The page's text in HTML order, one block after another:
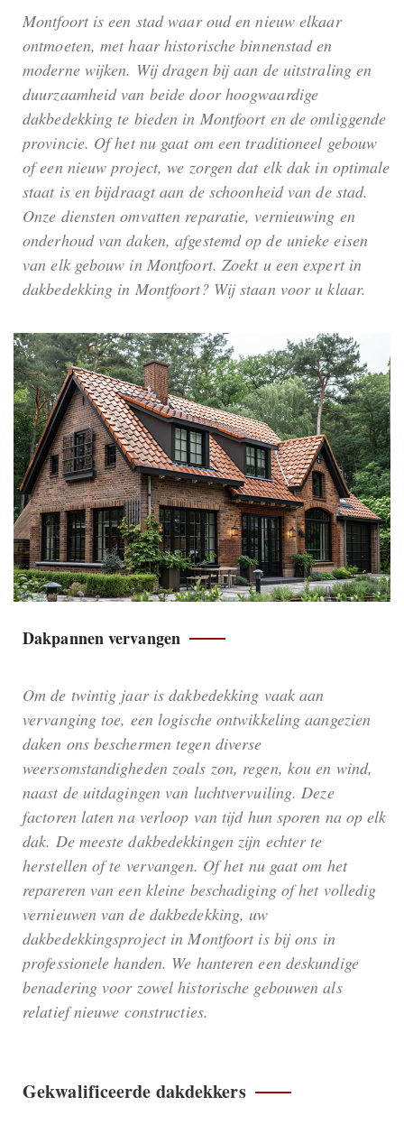
Montfoort is een stad waar oud en nieuw elkaar
ontmoeten, met haar historische binnenstad en
moderne wijken. Wij dragen bij aan de uitstraling en
duurzaamheid van beide door hoogwaardige
dakbedekking te bieden in Montfoort en de omliggende
provincie. Of het nu gaat om een traditioneel gebouw
of een nieuw project, we zorgen dat elk dak in optimale
staat is en bijdraagt aan de schoonheid van de stad.
Onze diensten omvatten reparatie, vernieuwing en
onderhoud van daken, afgestemd op de unieke eisen
van elk gebouw in Montfoort. Zoekt u een expert in
dakbedekking in Montfoort? Wij staan voor u klaar.
Dakpannen vervangen
Om de twintig jaar is dakbedekking vaak aan
vervanging toe, een logische ontwikkeling aangezien
daken ons beschermen tegen diverse
weersomstandigheden zoals zon, regen, kou en wind,
naast de uitdagingen van luchtvervuiling. Deze
factoren laten na verloop van tijd hun sporen na op elk
dak. De meeste dakbedekkingen zijn echter te
herstellen of te vervangen. Of het nu gaat om het
repareren van een kleine beschadiging of het volledig
vernieuwen van de dakbedekking, uw
dakbedekkingsproject in Montfoort is bij ons in
professionele handen. We hanteren een deskundige
benadering voor zowel historische gebouwen als
relatief nieuwe constructies.
Gekwalificeerde dakdekkers